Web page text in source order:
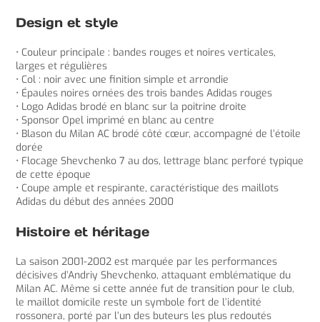
Design et style
• Couleur principale : bandes rouges et noires verticales,
larges et régulières
• Col : noir avec une finition simple et arrondie
• Épaules noires ornées des trois bandes Adidas rouges
• Logo Adidas brodé en blanc sur la poitrine droite
• Sponsor Opel imprimé en blanc au centre
• Blason du Milan AC brodé côté cœur, accompagné de l’étoile
dorée
• Flocage Shevchenko 7 au dos, lettrage blanc perforé typique
de cette époque
• Coupe ample et respirante, caractéristique des maillots
Adidas du début des années 2000
Histoire et héritage
La saison 2001-2002 est marquée par les performances
décisives d’Andriy Shevchenko, attaquant emblématique du
Milan AC. Même si cette année fut de transition pour le club,
le maillot domicile reste un symbole fort de l’identité
rossonera, porté par l’un des buteurs les plus redoutés